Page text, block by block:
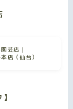
芸店｜
店（仙台）